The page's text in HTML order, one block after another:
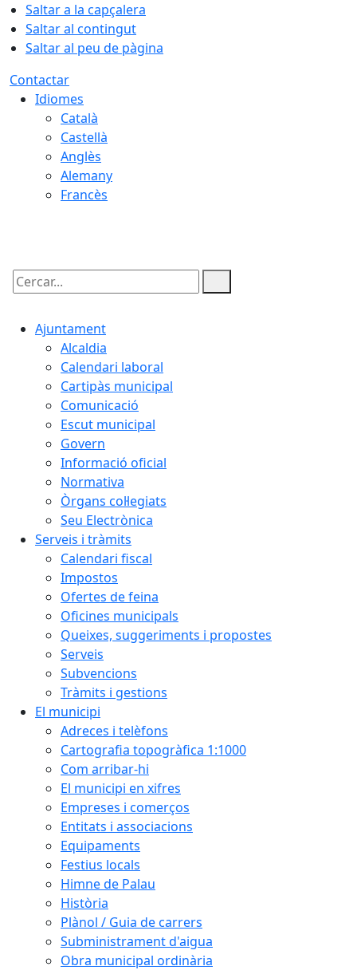
Saltar a la capçalera
Saltar al contingut
Saltar al peu de pàgina
Contactar
Idiomes
Català
Castellà
Anglès
Alemany
Francès
Cercar:
Ajuntament
Alcaldia
Calendari laboral
Cartipàs municipal
Comunicació
Escut municipal
Govern
Informació oficial
Normativa
Òrgans col·legiats
Seu Electrònica
Serveis i tràmits
Calendari fiscal
Impostos
Ofertes de feina
Oficines municipals
Queixes, suggeriments i propostes
Serveis
Subvencions
Tràmits i gestions
El municipi
Adreces i telèfons
Cartografia topogràfica 1:1000
Com arribar-hi
El municipi en xifres
Empreses i comerços
Entitats i associacions
Equipaments
Festius locals
Himne de Palau
Història
Plànol / Guia de carrers
Subministrament d'aigua
Obra municipal ordinària